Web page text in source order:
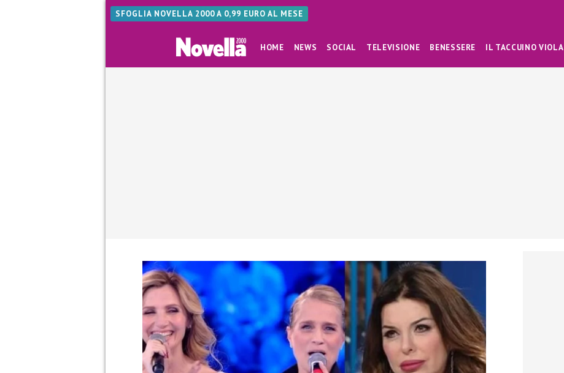
SFOGLIA NOVELLA 2000 A 0,99 EURO AL MESE
HOME NEWS SOCIAL TELEVISIONE BENESSERE IL TACCUINO VIOLA